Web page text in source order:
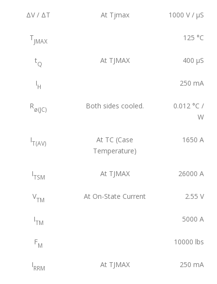
ΔV / ΔT At Tjmax 1000 V / µS
TJMAX 125 °C
tQ At TJMAX 400 µS
IH 250 mA
Rø(JC) Both sides cooled. 0.012 °C /
W
IT(AV)
At TC (Case
Temperature)
1650 A
ITSM At TJMAX 26000 A
VTM At On-State Current 2.55 V
ITM 5000 A
FM 10000 lbs
IRRM At TJMAX 250 mA